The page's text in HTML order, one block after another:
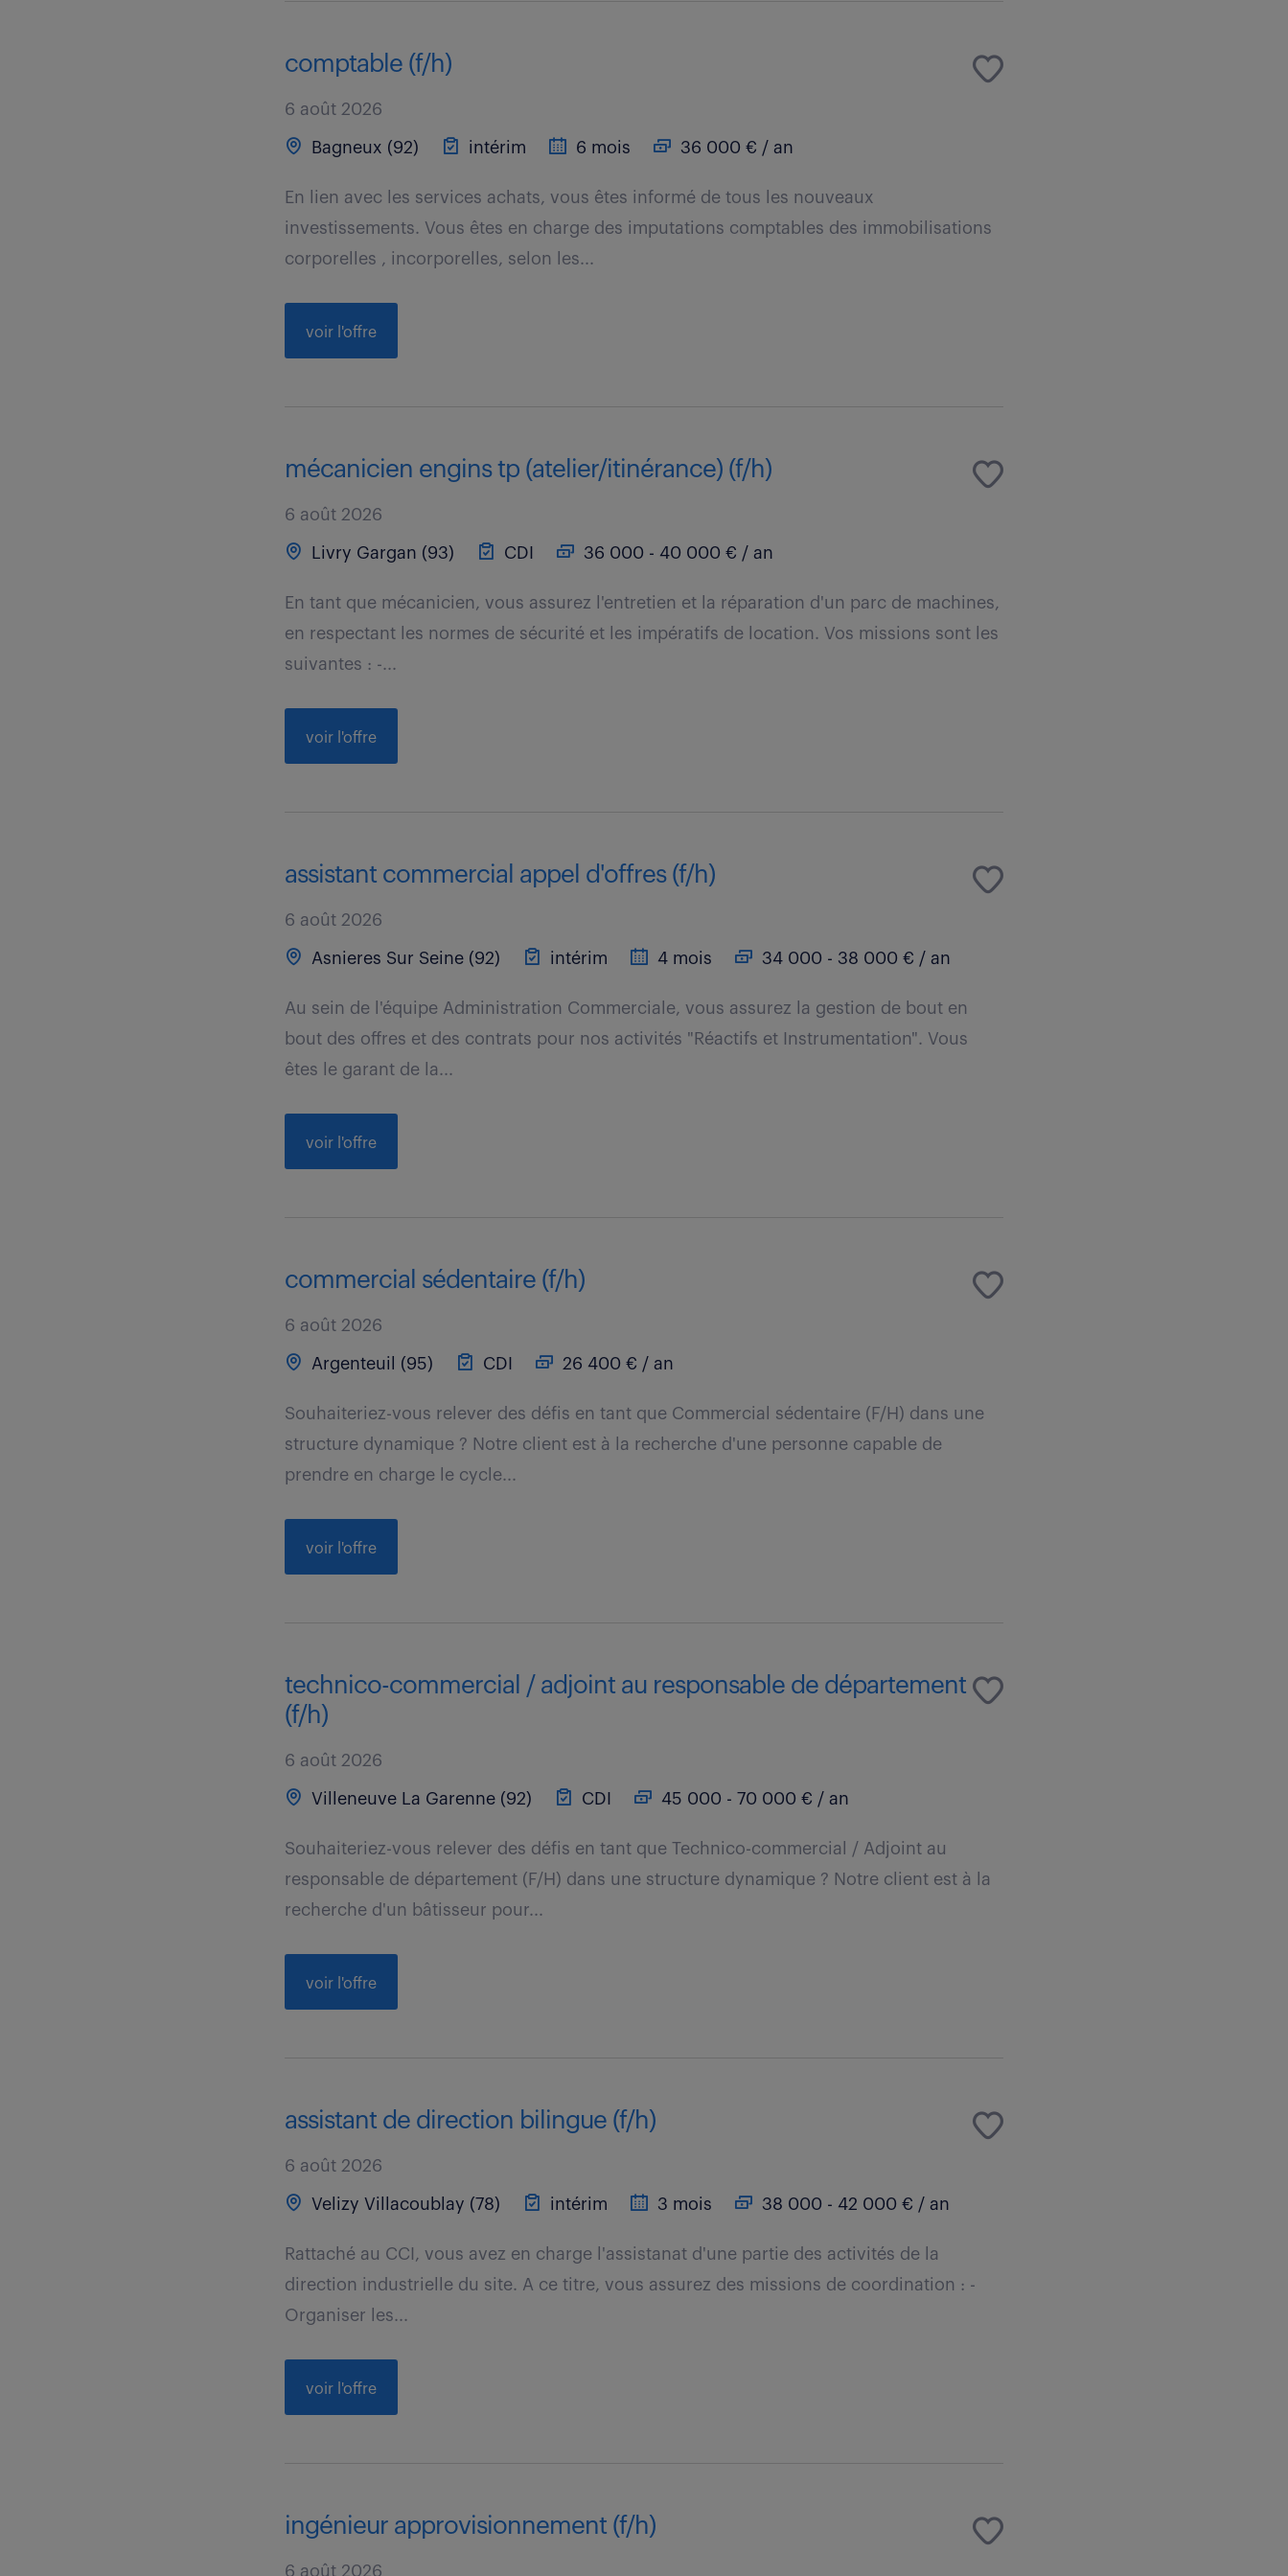
comptable (f/h)
6 août 2026
Bagneux (92) intérim 6 mois 36 000 € / an
En lien avec les services achats, vous êtes informé de tous les nouveaux
investissements. Vous êtes en charge des imputations comptables des immobilisations
corporelles , incorporelles, selon les...
voir l'offre
mécanicien engins tp (atelier/itinérance) (f/h)
6 août 2026
Livry Gargan (93) CDI 36 000 - 40 000 € / an
En tant que mécanicien, vous assurez l'entretien et la réparation d'un parc de machines,
en respectant les normes de sécurité et les impératifs de location. Vos missions sont les
suivantes : -...
voir l'offre
assistant commercial appel d'offres (f/h)
6 août 2026
Asnieres Sur Seine (92) intérim 4 mois 34 000 - 38 000 € / an
Au sein de l'équipe Administration Commerciale, vous assurez la gestion de bout en
bout des offres et des contrats pour nos activités "Réactifs et Instrumentation". Vous
êtes le garant de la...
voir l'offre
commercial sédentaire (f/h)
6 août 2026
Argenteuil (95) CDI 26 400 € / an
Souhaiteriez-vous relever des défis en tant que Commercial sédentaire (F/H) dans une
structure dynamique ? Notre client est à la recherche d'une personne capable de
prendre en charge le cycle...
voir l'offre
technico-commercial / adjoint au responsable de département
(f/h)
6 août 2026
Villeneuve La Garenne (92) CDI 45 000 - 70 000 € / an
Souhaiteriez-vous relever des défis en tant que Technico-commercial / Adjoint au
responsable de département (F/H) dans une structure dynamique ? Notre client est à la
recherche d'un bâtisseur pour...
voir l'offre
assistant de direction bilingue (f/h)
6 août 2026
Velizy Villacoublay (78) intérim 3 mois 38 000 - 42 000 € / an
Rattaché au CCI, vous avez en charge l'assistanat d'une partie des activités de la
direction industrielle du site. A ce titre, vous assurez des missions de coordination : -
Organiser les...
voir l'offre
ingénieur approvisionnement (f/h)
6 août 2026